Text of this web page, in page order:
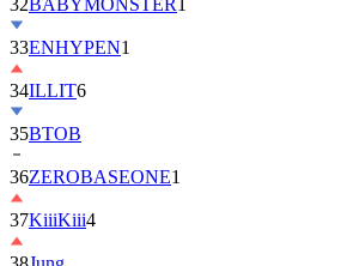
32 BABYMONSTER
33ENHYPEN1
34ILLIT6
35BTOB
36ZEROBASEONE1
37KiiiKiii4